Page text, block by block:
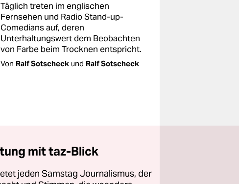
Täglich treten im englischen
Fernsehen und Radio Stand-up-
Comedians auf, deren
Unterhaltungswert dem Beobachten
von Farbe beim Trocknen entspricht.
Von Ralf Sotscheck und Ralf Sotscheck
mit taz-Blick
jeden Samstag Journalismus, der